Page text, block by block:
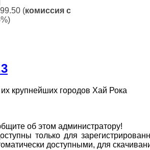
99.50 (комиссия с
крупнейших городов Хай Рока
об этом администратору!
только для
доступными, для